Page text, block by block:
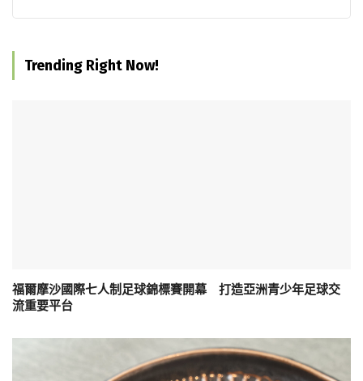
Trending Right Now!
福爾摩沙國際七人制足球錦標賽開幕 打造亞洲青少年足球交
流重要平台